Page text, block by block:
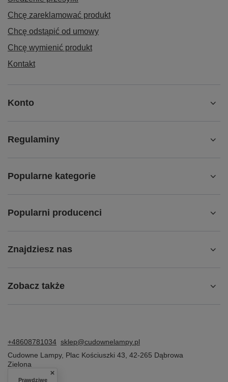
Chcę zareklamować produkt
Chcę odstąpić od umowy
Chcę wymienić produkt
Kontakt
Konto
Regulaminy
Popularne kategorie
Popularni producenci
Znajdziesz nas
Zobacz także
+48608781034 sklep@cudownelampy.pl
Cudowne Lampy, Plac Kościuszki 43 42-265 Dąbrowa
Zielona
Prawdziwe